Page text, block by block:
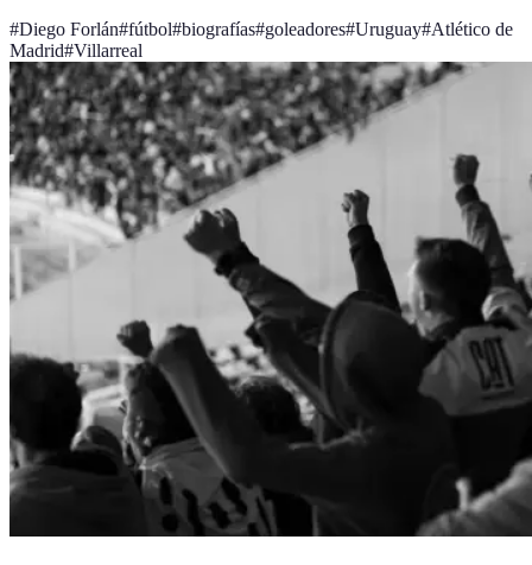
#Diego Forlán#fútbol#biografías#goleadores#Uruguay#Atlético de
Madrid#Villarreal